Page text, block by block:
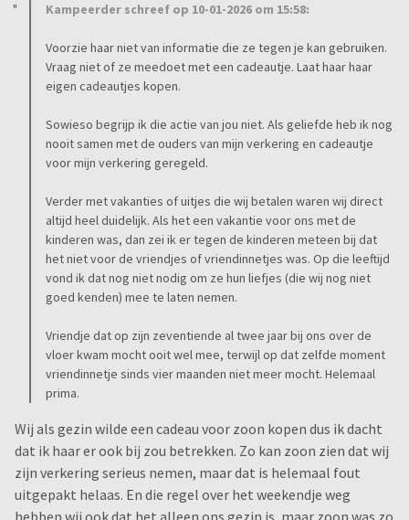
Kampeerder schreef op 10-01-2026 om 15:58:
Voorzie haar niet van informatie die ze tegen je kan gebruiken.
Vraag niet of ze meedoet met een cadeautje. Laat haar haar
eigen cadeautjes kopen.
Sowieso begrijp ik die actie van jou niet. Als geliefde heb ik nog
nooit samen met de ouders van mijn verkering en cadeautje
voor mijn verkering geregeld.
Verder met vakanties of uitjes die wij betalen waren wij direct
altijd heel duidelijk. Als het een vakantie voor ons met de
kinderen was, dan zei ik er tegen de kinderen meteen bij dat
het niet voor de vriendjes of vriendinnetjes was. Op die leeftijd
vond ik dat nog niet nodig om ze hun liefjes (die wij nog niet
goed kenden) mee te laten nemen.
Vriendje dat op zijn zeventiende al twee jaar bij ons over de
vloer kwam mocht ooit wel mee, terwijl op dat zelfde moment
vriendinnetje sinds vier maanden niet meer mocht. Helemaal
prima.
Wij als gezin wilde een cadeau voor zoon kopen dus ik dacht
dat ik haar er ook bij zou betrekken. Zo kan zoon zien dat wij
zijn verkering serieus nemen, maar dat is helemaal fout
uitgepakt helaas. En die regel over het weekendje weg